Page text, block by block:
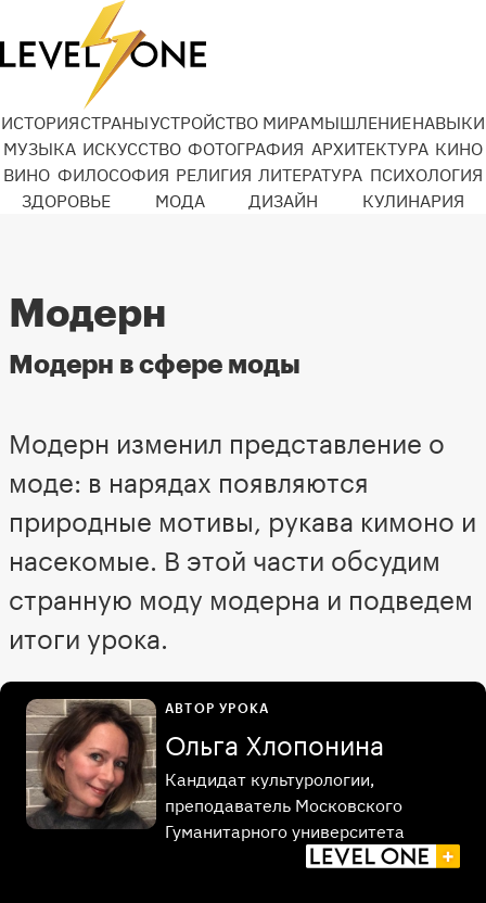
ИСТОРИЯСТРАНЫУСТРОЙСТВО МИРАМЫШЛЕНИЕНАВЫКИ
МУЗЫКА ИСКУССТВО ФОТОГРАФИЯ АРХИТЕКТУРА КИНО
ВИНО ФИЛОСОФИЯ РЕЛИГИЯ ЛИТЕРАТУРА ПСИХОЛОГИЯ
ЗДОРОВЬЕ
МОДА ДИЗАЙН КУЛИНАРИЯ
Модерн
Модерн в сфере моды
Модерн изменил представление о
моде: в нарядах появляются
природные мотивы, рукава кимоно и
насекомые. В этой части обсудим
странную моду модерна и подведем
итоги урока.
АВТОР УРОКА
Ольга Хлопонина
Кандидат культурологии,
преподаватель Московского
Гуманитарного университета